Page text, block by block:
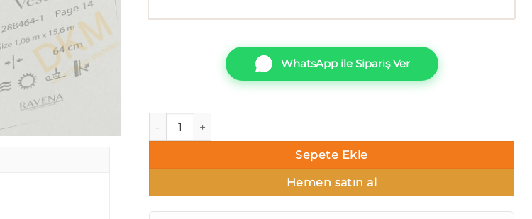
WhatsApp ile Sipariş Ver
Ravena Vesta 288464-1 Tek renk alacalı Duvar Kağıdı 16m² adet
Sepete Ekle
Hemen satın al